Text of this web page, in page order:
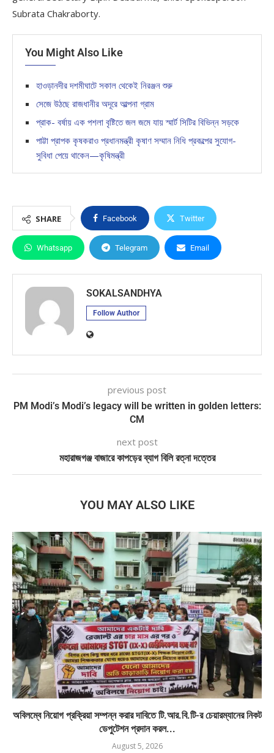
Subrata Chakraborty.
You Might Also Like
হাওড়ানদীর দশমীঘাটে সকাল থেকেই নিরঞ্জন শুরু
সেজে উঠছে রাজধানীর অদূরে আল্পনা গ্রাম
প্রাক- বর্ষায় এক পশলা বৃষ্টিতে জল জমে যায় স্মার্ট সিটির বিভিন্ন সড়কে
পাট্টা প্রাপক কৃষকরাও প্রধানমন্ত্রী কৃষাণ সম্মান নিধি প্রকল্পের সুযোগ-
সুবিধা পেয়ে থাকেন—কৃষিমন্ত্রী
SHARE Facebook Twitter
Whatsapp Telegram Email
SOKALSANDHYA
Follow Author
previous post
PM Modi’s Modi’s legacy will be written in golden letters:
CM
next post
মহারাজগঞ্জ বাজারে কাপড়ের ব্যাগ বিলি রত্না দত্তের
YOU MAY ALSO LIKE
অবিলম্বে নিয়োগ প্রক্রিয়া সম্পন্ন করার দাবিতে টি.আর.বি.টি-র চেয়ারম্যানের নিকট
ডেপুটেশন প্রদান করল...
August 5, 2026